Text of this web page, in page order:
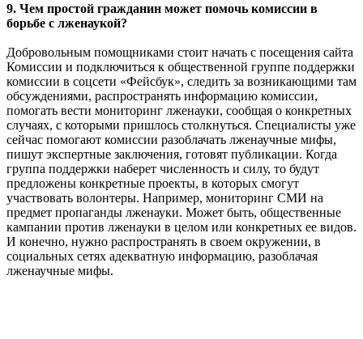
9. Чем простой гражданин может помочь комиссии в
борьбе с лженаукой?
Добровольным помощниками стоит начать с посещения сайта
Комиссии и подключиться к общественной группе поддержки
комиссии в соцсети «Фейсбук», следить за возникающими там
обсуждениями, распространять информацию комиссии,
помогать вести мониторинг лженауки, сообщая о конкретных
случаях, с которыми пришлось столкнуться. Специалисты уже
сейчас помогают комиссии разоблачать лженаучные мифы,
пишут экспертные заключения, готовят публикации. Когда
группа поддержки наберет численность и силу, то будут
предложены конкретные проекты, в которых смогут
участвовать волонтеры. Например, мониторинг СМИ на
предмет пропаганды лженауки. Может быть, общественные
кампании против лженауки в целом или конкретных ее видов.
И конечно, нужно распространять в своем окружении, в
социальных сетях адекватную информацию, разоблачая
лженаучные мифы.